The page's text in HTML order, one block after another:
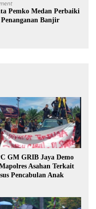
Pemko Medan Perbaiki
Banjir
GM GRIB Jaya Demo
Asahan Terkait
Pencabulan Anak